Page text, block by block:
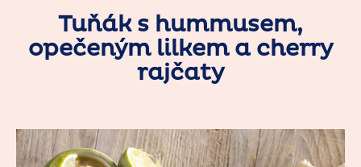
Tuňák s hummusem,
opečeným lilkem a cherry
rajčaty